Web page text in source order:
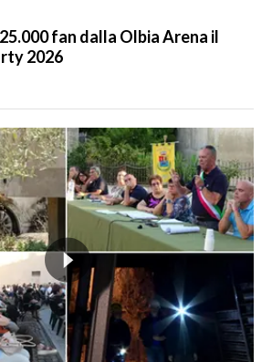
fan dalla Olbia Arena il
2026